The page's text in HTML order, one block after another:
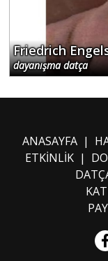
Friedrich
dayanışma datça
ANASAYFA|
ETKİNLİK|